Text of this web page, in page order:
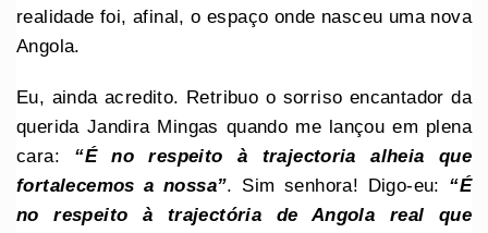
realidade foi, afinal, o espaço onde nasceu uma nova
Angola.
Eu, ainda acredito. Retribuo o sorriso encantador da
querida Jandira Mingas quando me lançou em plena
cara: “É no respeito à trajectoria alheia que
fortalecemos a nossa”. Sim senhora! Digo-eu: “É
no respeito à trajectória de Angola real que